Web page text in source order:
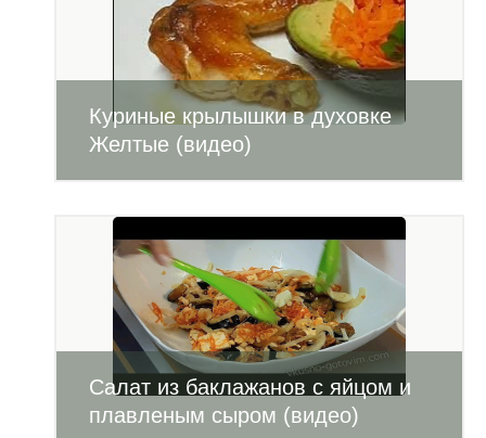
Куриные крылышки в духовке
Желтые (видео)
Салат из баклажанов с яйцом и
плавленым сыром (видео)